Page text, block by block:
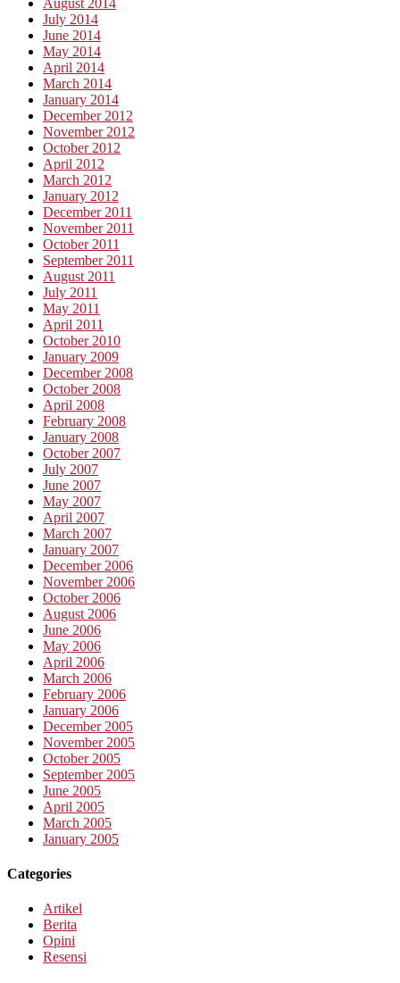
August 2014
July 2014
June 2014
May 2014
April 2014
March 2014
January 2014
December 2012
November 2012
October 2012
April 2012
March 2012
January 2012
December 2011
November 2011
October 2011
September 2011
August 2011
July 2011
May 2011
April 2011
October 2010
January 2009
December 2008
October 2008
April 2008
February 2008
January 2008
October 2007
July 2007
June 2007
May 2007
April 2007
March 2007
January 2007
December 2006
November 2006
October 2006
August 2006
June 2006
May 2006
April 2006
March 2006
February 2006
January 2006
December 2005
November 2005
October 2005
September 2005
June 2005
April 2005
March 2005
January 2005
Categories
Artikel
Berita
Opini
Resensi